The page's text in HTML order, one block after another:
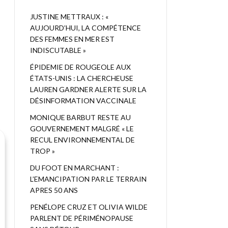
JUSTINE METTRAUX : «
AUJOURD’HUI, LA COMPÉTENCE
DES FEMMES EN MER EST
INDISCUTABLE »
ÉPIDEMIE DE ROUGEOLE AUX
ÉTATS-UNIS : LA CHERCHEUSE
LAUREN GARDNER ALERTE SUR LA
DÉSINFORMATION VACCINALE
MONIQUE BARBUT RESTE AU
GOUVERNEMENT MALGRÉ « LE
RECUL ENVIRONNEMENTAL DE
TROP »
DU FOOT EN MARCHANT :
L’EMANCIPATION PAR LE TERRAIN
APRES 50 ANS
PENÉLOPE CRUZ ET OLIVIA WILDE
PARLENT DE PÉRIMÉNOPAUSE